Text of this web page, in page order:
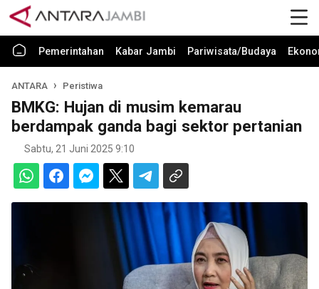
Pemerintahan Kabar Jambi Pariwisata/Budaya
ANTARA Peristiwa
BMKG: Hujan di musim kemarau
berdampak ganda bagi sektor pertanian
Sabtu, 21 Juni 2025 9:10